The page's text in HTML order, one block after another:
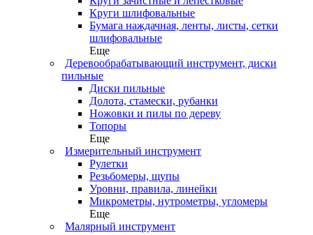
Круги шлифовальные
Бумага наждачная, ленты, листы, сетки
шлифовальные
Еще
Деревообрабатывающий инструмент, диски
пильные
Диски пильные
Долота, стамески, рубанки
Ножовки и пилы по дереву
Топоры
Еще
Измерительный инструмент
Рулетки
Резьбомеры, щупы
Уровни, правила, линейки
Микрометры, нутрометры, угломеры
Еще
Малярный инструмент